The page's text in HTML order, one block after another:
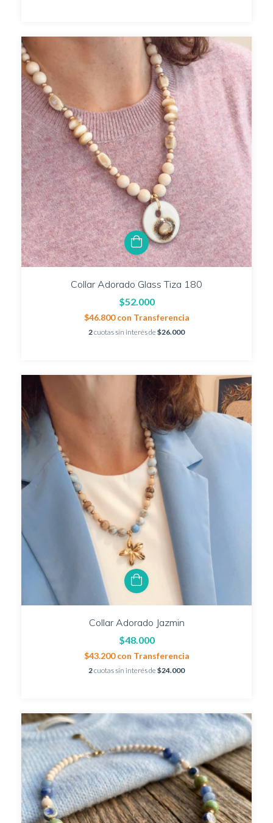
Collar Adorado Glass Tiza 180
$52.000
$46.800con Transferencia
2cuotas sin interés de$26.000
Collar Adorado Jazmin
$48.000
$43.200con Transferencia
2cuotas sin interés de$24.000